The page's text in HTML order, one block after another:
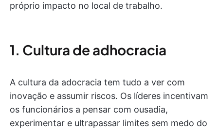
próprio impacto no local de trabalho.
1. Cultura de adhocracia
A cultura da adocracia tem tudo a ver com
inovação e assumir riscos. Os líderes incentivam
os funcionários a pensar com ousadia,
experimentar e ultrapassar limites sem medo do